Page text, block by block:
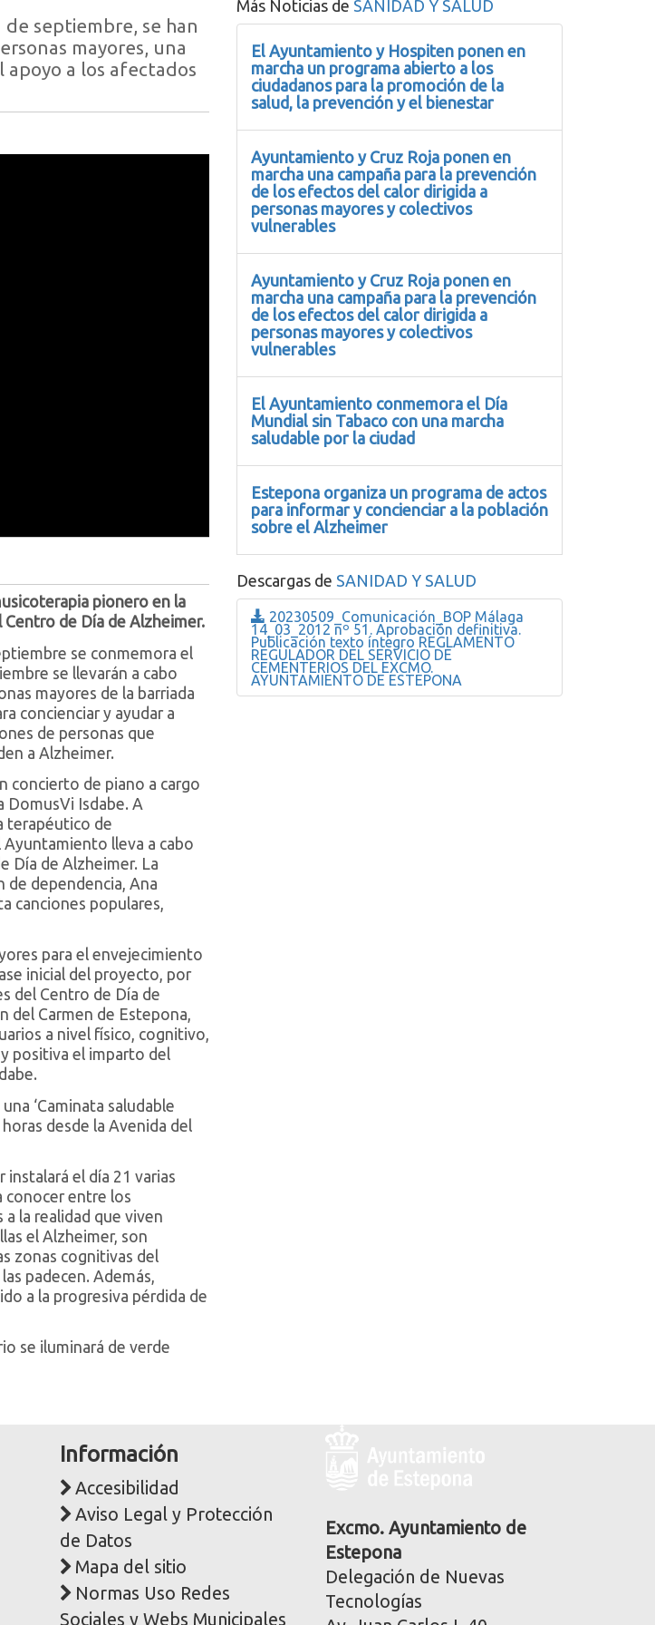
septiembre, se han
mayores, una
apoyo a los afectados
pionero en la
Centro de Día de Alzheimer.
se conmemora el
se llevarán a cabo
mayores de la barriada
concienciar y ayudar a
de personas que
a Alzheimer.
concierto de piano a cargo
DomusVi Isdabe. A
terapéutico de
Ayuntamiento lleva a cabo
Día de Alzheimer. La
de dependencia, Ana
canciones populares,
para el envejecimiento
inicial del proyecto, por
del Centro de Día de
del Carmen de Estepona,
a nivel físico, cognitivo,
positiva el imparto del
‘Caminata saludable
desde la Avenida del
instalará el día 21 varias
conocer entre los
la realidad que viven
el Alzheimer, son
zonas cognitivas del
padecen. Además,
a la progresiva pérdida de
se iluminará de verde
Más Noticias de SANIDAD Y SALUD
El Ayuntamiento y Hospiten ponen en
marcha un programa abierto a los
ciudadanos para la promoción de la
salud, la prevención y el bienestar
Ayuntamiento y Cruz Roja ponen en
marcha una campaña para la prevención
de los efectos del calor dirigida a
personas mayores y colectivos
vulnerables
Ayuntamiento y Cruz Roja ponen en
marcha una campaña para la prevención
de los efectos del calor dirigida a
personas mayores y colectivos
vulnerables
El Ayuntamiento conmemora el Día
Mundial sin Tabaco con una marcha
saludable por la ciudad
Estepona organiza un programa de actos
para informar y concienciar a la población
sobre el Alzheimer
Descargas de SANIDAD Y SALUD
20230509_Comunicación_BOP Málaga
14_03_2012 nº 51. Aprobación definitiva.
Publicación texto íntegro REGLAMENTO
REGULADOR DEL SERVICIO DE
CEMENTERIOS DEL EXCMO.
AYUNTAMIENTO DE ESTEPONA
Información
Accesibilidad
Aviso Legal y Protección
de Datos
Mapa del sitio
Normas Uso Redes
Sociales y Webs Municipales
corporativa
Excmo. Ayuntamiento de
Estepona
Delegación de Nuevas
Tecnologías